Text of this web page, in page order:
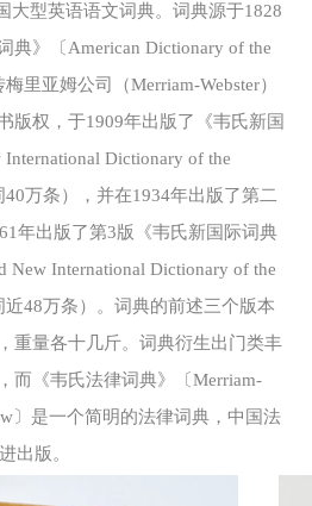
大型英语语文词典。词典源于1828
典》〔American Dictionary of the
里亚姆公司（Merriam-Webster）
版权，于1909年出版了《韦氏新国
International Dictionary of the
40万条），并在1934年出版了第二
年出版了第3版《韦氏新国际词典
New International Dictionary of the
近48万条）。词典的前述三个版本
重量各十几斤。词典衍生出门类丰
而《韦氏法律词典》〔Merriam-
〕是一个简明的法律词典，中国法
出版。